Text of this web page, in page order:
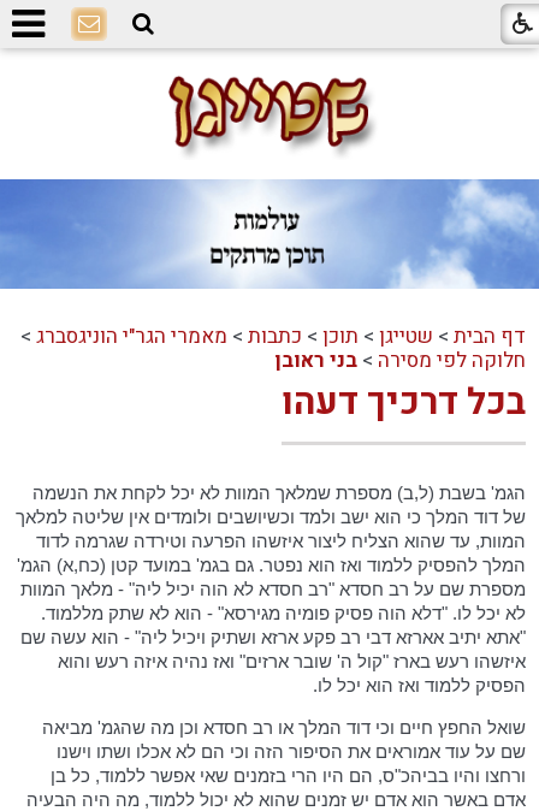
דף הבית > שטייגן > תוכן > כתבות > מאמרי הגר"י הוניגסברג >
חלוקה לפי מסירה >בני ראובן
בכל דרכיך דעהו
הגמ' בשבת (ל,ב) מספרת שמלאך המוות לא יכל לקחת את הנשמה
של דוד המלך כי הוא ישב ולמד וכשיושבים ולומדים אין שליטה למלאך
המוות, עד שהוא הצליח ליצור איזשהו הפרעה וטירדה שגרמה לדוד
המלך להפסיק ללמוד ואז הוא נפטר. גם בגמ' במועד קטן (כח,א) הגמ'
מספרת שם על רב חסדא "רב חסדא לא הוה יכיל ליה" - מלאך המוות
לא יכל לו. "דלא הוה פסיק פומיה מגירסא" - הוא לא שתק מללמוד.
"אתא יתיב אארזא דבי רב פקע ארזא ושתיק ויכיל ליה" - הוא עשה שם
איזשהו רעש בארז "קול ה' שובר ארזים" ואז נהיה איזה רעש והוא
הפסיק ללמוד ואז הוא יכל לו.
שואל החפץ חיים וכי דוד המלך או רב חסדא וכן מה שהגמ' מביאה
שם על עוד אמוראים את הסיפור הזה וכי הם לא אכלו ושתו וישנו
ורחצו והיו בביהכ"ס, הם היו הרי בזמנים שאי אפשר ללמוד, כל בן
אדם באשר הוא אדם יש זמנים שהוא לא יכול ללמוד, מה היה הבעיה